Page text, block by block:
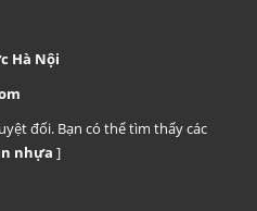
Hà Nội
đối. Bạn có thể tìm thấy các
nhựa ]